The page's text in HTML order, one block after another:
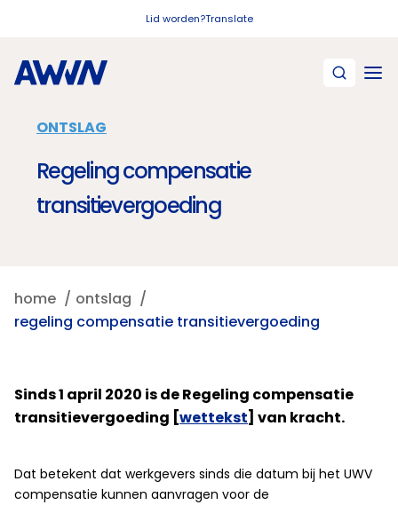
Lid worden?Translate
ONTSLAG
Regeling compensatie
transitievergoeding
home
ontslag
regeling compensatie transitievergoeding
Sinds 1 april 2020 is de Regeling compensatie
transitievergoeding [wettekst] van kracht.
Dat betekent dat werkgevers sinds die datum bij het UWV
compensatie kunnen aanvragen voor de